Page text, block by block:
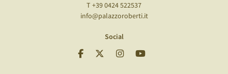
T +39 0424 522537
info@palazzoroberti.it
Social